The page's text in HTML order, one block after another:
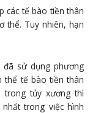
các tế bào tiền thân
thể. Tuy nhiên, hạn
sử dụng phương
thể tế bào tiền thân
tủy xương thì
trong việc hình